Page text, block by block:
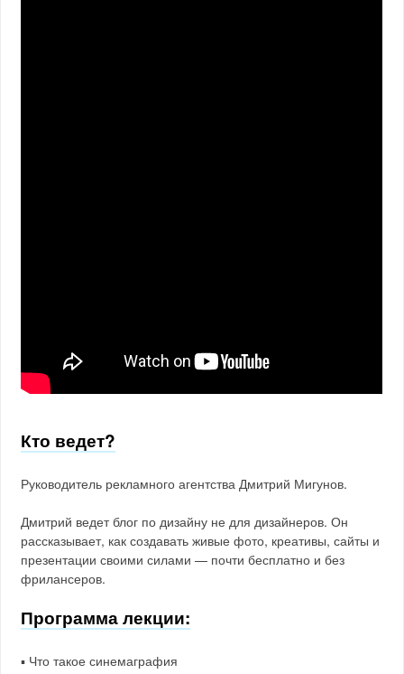
Кто ведет?
Руководитель рекламного агентства Дмитрий Мигунов.
Дмитрий ведет блог по дизайну не для дизайнеров. Он
рассказывает, как создавать живые фото, креативы, сайты и
презентации своими силами — почти бесплатно и без
фрилансеров.
Программа лекции:
▪️ Что такое синемаграфия